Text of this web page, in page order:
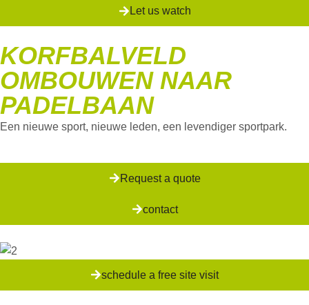
Let us watch
KORFBALVELD
OMBOUWEN NAAR
PADELBAAN
Een nieuwe sport, nieuwe leden, een levendiger sportpark.
Request a quote
contact
schedule a free site visit